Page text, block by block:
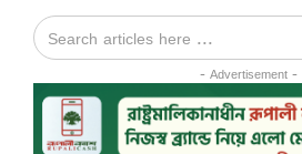
- Advertisement -